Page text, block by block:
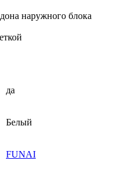
наружного блока
да
Белый
FUNAI